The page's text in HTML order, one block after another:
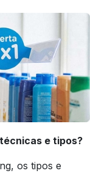
e tipos?
os tipos e